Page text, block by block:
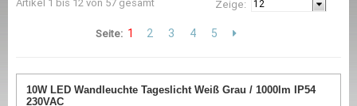
Artikel 1 bis 12 von 57 gesamt Zeige:
Seite: 1 2 3 4 5
10W LED Wandleuchte Tageslicht Weiß Grau / 1000lm IP54
230VAC